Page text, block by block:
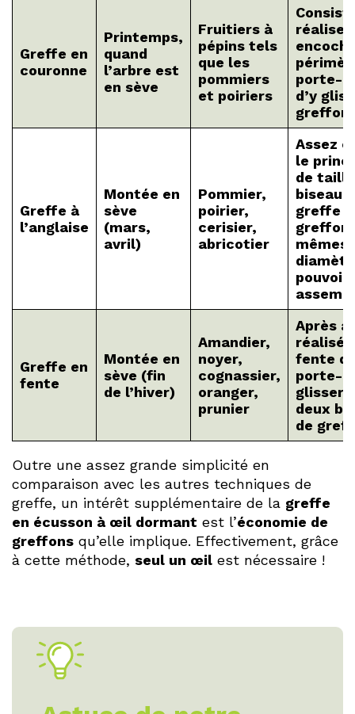
Greffe en
couronne
Printemps,
quand
l’arbre est
en sève
Fruitiers à
pépins tels
que les
pommiers
et poiriers
réaliser
porte-
d’y
Greffe à
l’anglaise
Montée en
sève
(mars,
avril)
Pommier,
poirier,
cerisier,
abricotier
Assez
le
de
biseau
greffe
mêmes
pouvoir
Greffe en
fente
Montée en
sève (fin
de l’hiver)
Amandier,
noyer,
cognassier,
oranger,
prunier
Après
réalisé
fente
porte-
glisser
deux
de
Outre une assez grande simplicité en
comparaison avec les autres techniques de
greffe, un intérêt supplémentaire de la greffe
en écusson à œil dormant est l’économie de
greffons qu’elle implique. Effectivement, grâce
à cette méthode, seul un œil est nécessaire !